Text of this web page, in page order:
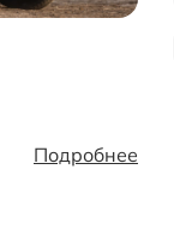
Подробнее